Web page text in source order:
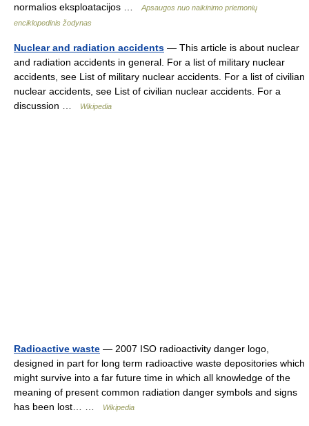
normalios eksploatacijos …
Apsaugos nuo naikinimo priemonių
enciklopedinis žodynas
Nuclear and radiation accidents — This article is about nuclear
and radiation accidents in general. For a list of military nuclear
accidents, see List of military nuclear accidents. For a list of civilian
nuclear accidents, see List of civilian nuclear accidents. For a
discussion …
Wikipedia
Radioactive waste — 2007 ISO radioactivity danger logo,
designed in part for long term radioactive waste depositories which
might survive into a far future time in which all knowledge of the
meaning of present common radiation danger symbols and signs
has been lost… …
Wikipedia